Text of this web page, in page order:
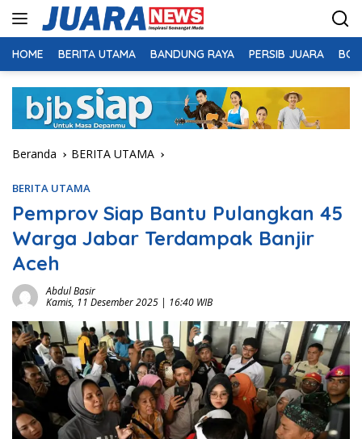
HOME BERITA UTAMA BANDUNG RAYA PERSIB JUARA
Beranda BERITA UTAMA
BERITA UTAMA
Pemprov Siap Bantu Pulangkan 45
Warga Jabar Terdampak Banjir
Aceh
Abdul Basir
Kamis, 11 Desember 2025 | 16:40 WIB